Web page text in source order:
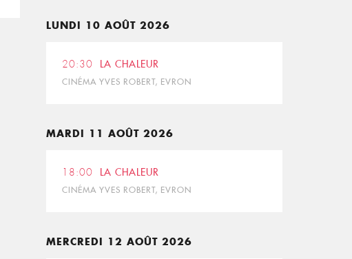
LUNDI 10 AOÛT 2026
20:30 LA CHALEUR
CINÉMA YVES ROBERT, EVRON
MARDI 11 AOÛT 2026
18:00 LA CHALEUR
CINÉMA YVES ROBERT, EVRON
MERCREDI 12 AOÛT 2026